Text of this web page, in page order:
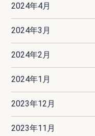
2024年4月
2024年3月
2024年2月
2024年1月
2023年12月
2023年11月